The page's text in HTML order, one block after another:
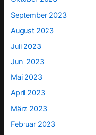
September 2023
August 2023
Juli 2023
Juni 2023
Mai 2023
April 2023
März 2023
Februar 2023